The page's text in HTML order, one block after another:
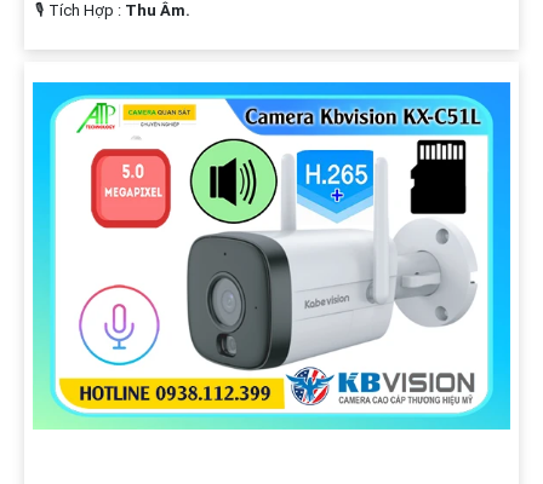
️🎙 Tích Hợp : Thu Âm.